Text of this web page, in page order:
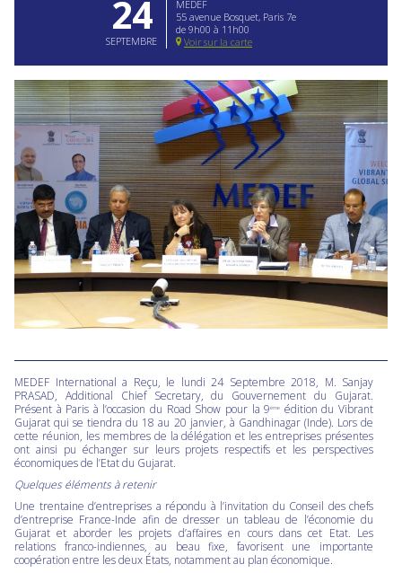
24
SEPTEMBRE
MEDEF
55 avenue Bosquet, Paris 7e
de 9h00 à 11h00
Voir sur la carte
MEDEF International a Reçu, le lundi 24 Septembre 2018, M. Sanjay
PRASAD, Additional Chief Secretary, du Gouvernement du Gujarat.
Présent à Paris à l’occasion du Road Show pour la 9ème
édition du Vibrant
Gujarat qui se tiendra du 18 au 20 janvier, à Gandhinagar (Inde). Lors de
cette réunion, les membres de la délégation et les entreprises présentes
ont ainsi pu échanger sur leurs projets respectifs et les perspectives
économiques de l’Etat du Gujarat.
Quelques éléments à retenir
Une trentaine d’entreprises a répondu à l’invitation du Conseil des chefs
d’entreprise France-Inde afin de dresser un tableau de l’économie du
Gujarat et aborder les projets d’affaires en cours dans cet Etat. Les
relations franco-indiennes, au beau fixe, favorisent une importante
coopération entre les deux États, notamment au plan économique.